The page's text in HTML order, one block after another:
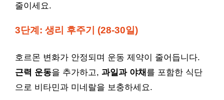
줄이세요.
3단계: 생리 후주기 (28-30일)
호르몬 변화가 안정되며 운동 제약이 줄어듭니다.
근력 운동을 추가하고, 과일과 야채 를 포함한 식단
으로 비타민과 미네랄을 보충하세요.